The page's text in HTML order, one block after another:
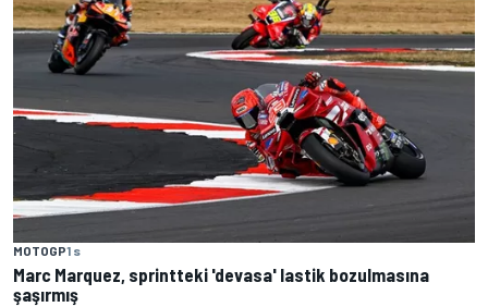
MOTOGP1 s
Marc Marquez, sprintteki 'devasa' lastik bozulmasına
şaşırmış